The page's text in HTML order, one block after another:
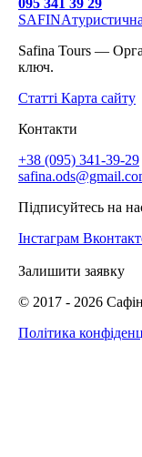
095 341 39 29
SAFINA
Safina Tours —
ключ.
Статті Карта сайту
Контакти
+38 (095) 341-39-29
Підписуйтесь на
Інстаграм
Залишити заявку
© 2017 - 2026
Політика